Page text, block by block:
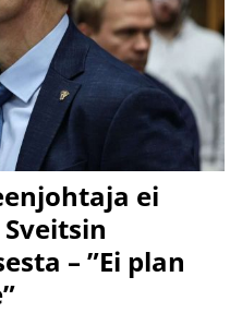
ei
– ”Ei plan